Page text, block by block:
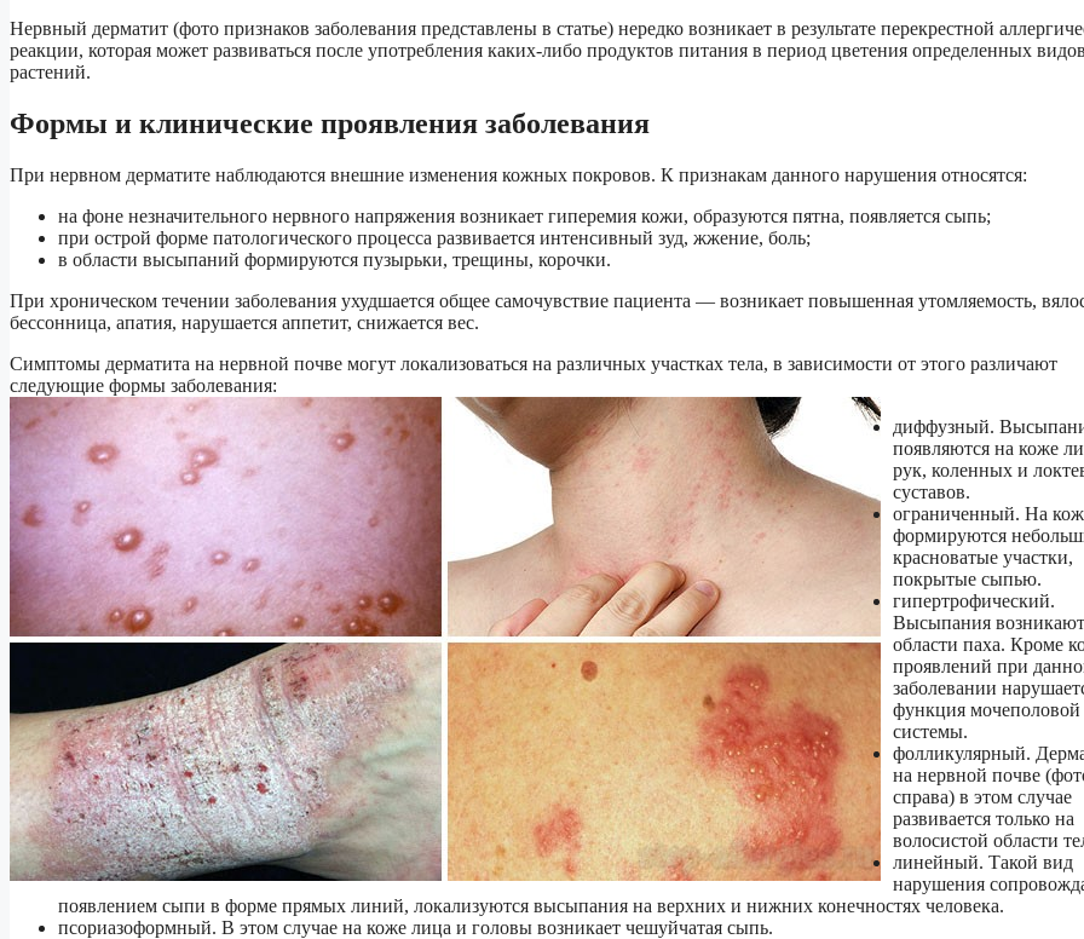
Нервный дерматит (фото признаков заболевания представлены в статье) нередко возникает в результате перекрестной
реакции, которая может развиваться после употребления каких-либо продуктов питания в период цветения определенных видов
растений.
Формы и клинические проявления заболевания
При нервном дерматите наблюдаются внешние изменения кожных покровов. К признакам данного нарушения относятся:
на фоне незначительного нервного напряжения возникает гиперемия кожи, образуются пятна, появляется сыпь;
при острой форме патологического процесса развивается интенсивный зуд, жжение, боль;
в области высыпаний формируются пузырьки, трещины, корочки.
При хроническом течении заболевания ухудшается общее самочувствие пациента — возникает повышенная утомляемость,
бессонница, апатия, нарушается аппетит, снижается вес.
Симптомы дерматита на нервной почве могут локализоваться на различных участках тела, в зависимости от этого различают
следующие формы заболевания:
диффузный.
появляются на коже
рук, коленных и
суставов.
ограниченный. На
формируются
красноватые участки,
покрытые сыпью.
гипертрофический.
Высыпания
области паха. Кроме
проявлений при
заболевании
функция мочеполовой
системы.
фолликулярный.
на нервной почве
справа) в этом случае
развивается только на
волосистой области
линейный. Такой вид
нарушения
появлением сыпи в форме прямых линий, локализуются высыпания на верхних и нижних конечностях человека.
псориазоформный. В этом случае на коже лица и головы возникает чешуйчатая сыпь.